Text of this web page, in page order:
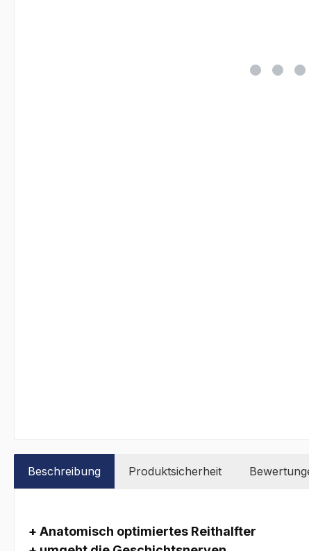
Beschreibung Produktsicherheit
+ Anatomisch optimiertes Reithalfter